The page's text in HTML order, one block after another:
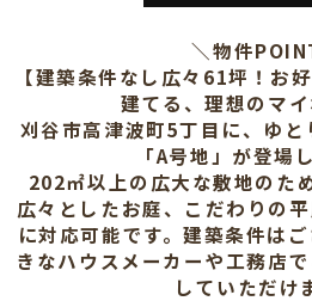
＼物件
【建築条件なし広々61坪！お
建てる、理想のマイ
刈谷市高津波町5丁目に、ゆ
「A号地」が登場
202㎡以上の広大な敷地のた
広々としたお庭、こだわりの
に対応可能です。建築条件は
きなハウスメーカーや工務店
していただけ